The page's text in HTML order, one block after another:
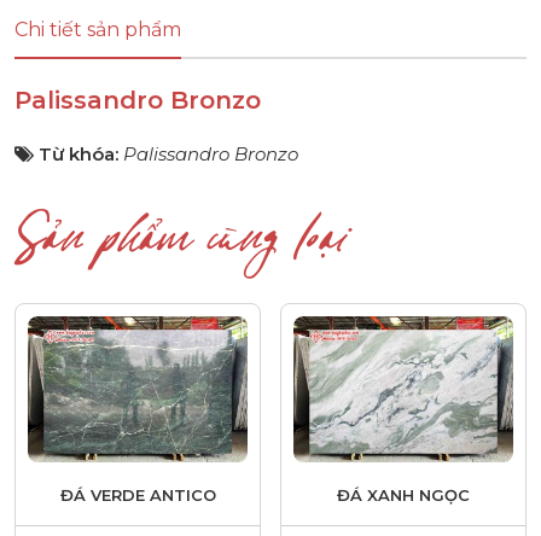
Chi tiết sản phẩm
Palissandro Bronzo
Từ khóa: Palissandro Bronzo
Sản phẩm cùng loại
ĐÁ VERDE ANTICO ĐÁ XANH NGỌC